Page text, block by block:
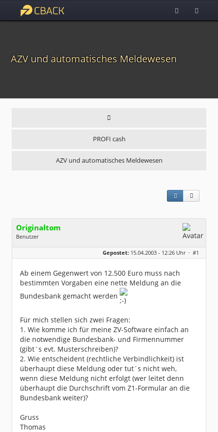
AZV und automatisches Meldewesen
PROFI cash
AZV und automatisches Meldewesen
Originaltom
Benutzer
Geschlecht:
keine Angabe
Beiträge:
217
Gepostet: 15.04.2003 - 12:26 Uhr · #1
Ab einem Gegenwert von 12.500 Euro muss nach
bestimmten Vorgaben eine nette Meldung an die
Bundesbank gemacht werden
Für mich stellen sich zwei Fragen:
1. Wie komme ich für meine ZV-Software einfach an
die notwendige Bundesbank- und Firmennummer
(gibt´s evt. Musterschreiben)?
2. Wie entscheident (rechtliche Verbindlichkeit) ist
überhaupt diese Meldung oder tut´s nicht weh,
wenn diese Meldung nicht erfolgt (wer leitet denn
überhaupt die Durchschrift vom Z1-Formular an die
Bundesbank weiter)?
Gruss
Thomas